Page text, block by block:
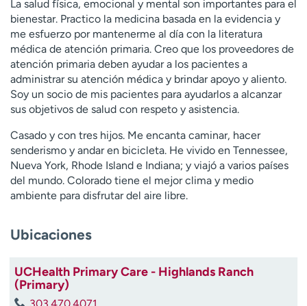
ú
d
a
m
e
a
e
n
o
n
t
r
a
La salud física, emocional y mental son importantes para el
bienestar. Practico la medicina basada en la evidencia y
me esfuerzo por mantenerme al día con la literatura
médica de atención primaria. Creo que los proveedores de
atención primaria deben ayudar a los pacientes a
administrar su atención médica y brindar apoyo y aliento.
Soy un socio de mis pacientes para ayudarlos a alcanzar
sus objetivos de salud con respeto y asistencia.
Casado y con tres hijos. Me encanta caminar, hacer
senderismo y andar en bicicleta. He vivido en Tennessee,
Nueva York, Rhode Island e Indiana; y viajó a varios países
del mundo. Colorado tiene el mejor clima y medio
ambiente para disfrutar del aire libre.
Ubicaciones
UCHealth Primary Care - Highlands Ranch
(Primary)
303.470.4071